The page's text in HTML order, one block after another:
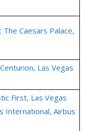
Caesars Palace,
Las Vegas
First, Las Vegas
International, Airbus